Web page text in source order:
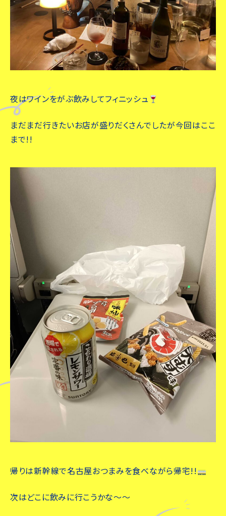
夜はワインをがぶ飲みしてフィニッシュ
まだまだ行きたいお店が盛りだくさんでしたが今回はここ
まで!!
帰りは新幹線で名古屋おつまみを食べながら帰宅!!
次はどこに飲みに行こうかな～～